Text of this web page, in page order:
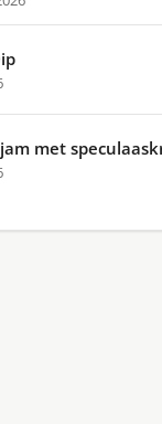
met